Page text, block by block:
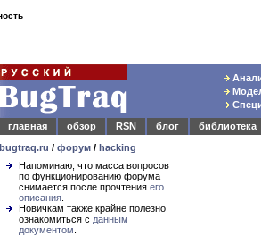
главная
обзор RSN блог
библиотека
bugtraq.ru / форум / hacking
Напоминаю, что масса вопросов
по функционированию форума
снимается после прочтения его
описания
Новичкам также крайне полезно
ознакомиться с данным
документом